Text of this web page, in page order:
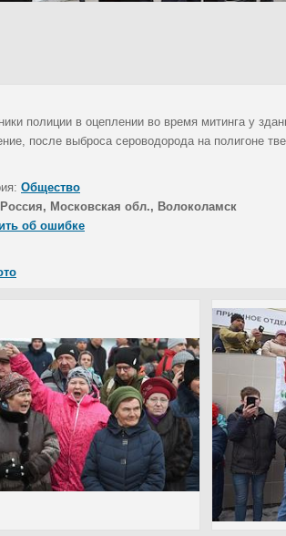
полиции в оцеплении во время митинга у
после выброса сероводорода на полигоне
Общество
Россия, Московская обл., Волоколамск
об ошибке